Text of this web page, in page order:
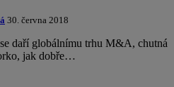
30. června 2018
daří globálnímu trhu M&A, chutná
jak dobře…